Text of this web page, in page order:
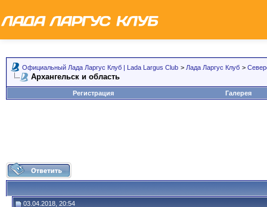
Официальный Лада Ларгус Клуб | Lada Largus Club > Лада Ларгус Клуб >
Архангельск и область
Регистрация Галерея
03.04.2018, 20:54